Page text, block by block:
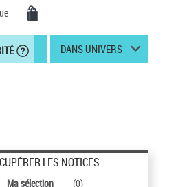
DANS UNIVERS
LES NOTICES
Ma sélection (0)